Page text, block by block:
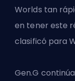
Worlds tan
en tener este
clasificó para
Gen.G